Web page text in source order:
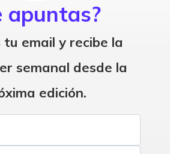
apuntas?
tu email y recibe la
semanal desde la
edición.